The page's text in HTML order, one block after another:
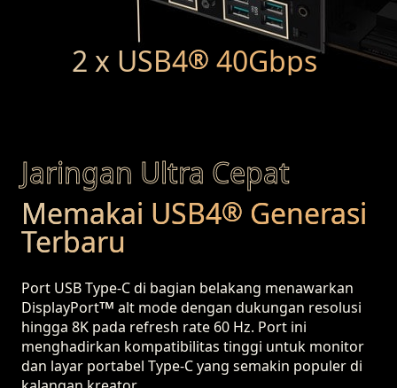
2 x USB4® 40Gbps
Jaringan Ultra Cepat
Memakai USB4® Generasi
Terbaru
Port USB Type-C di bagian belakang menawarkan
DisplayPort™ alt mode dengan dukungan resolusi
hingga 8K pada refresh rate 60 Hz. Port ini
menghadirkan kompatibilitas tinggi untuk monitor
dan layar portabel Type-C yang semakin populer di